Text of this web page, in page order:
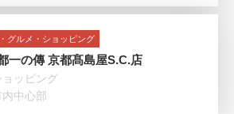
グルメ・ショッピング
一の傳 京都髙島屋S.C.店
ョッピング
中心部